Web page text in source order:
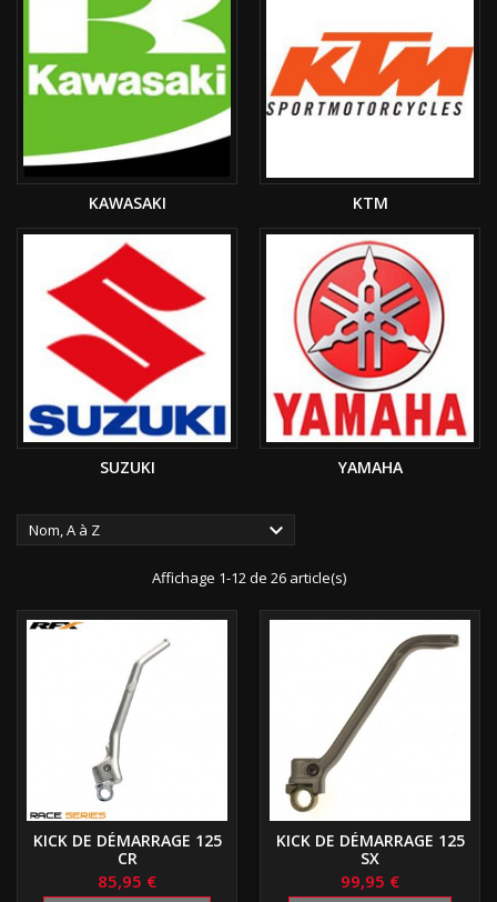
KAWASAKI KTM
SUZUKI YAMAHA
Nom, A à Z 
Affichage 1-12 de 26 article(s)
KICK DE DÉMARRAGE 125
CR
85,95 €
KICK DE DÉMARRAGE 125
SX
99,95 €